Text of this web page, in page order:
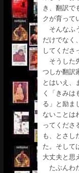
き、翻訳で
クが育って
そんなふ
だけでなく
してくださ
そうした
つしか翻訳
とはいえ、
く「きみは
る」と励ま
ないことは
ってくださ
も、とさし
た。そして
大丈夫と思
たぶんわ